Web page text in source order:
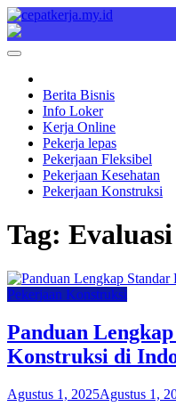
Skip
to
content
Cepat Kerja
Berita Bisnis
Berita Bisnis
Info Loker
Kerja Online
Pekerja lepas
Pekerjaan Fleksibel
Pekerjaan Kesehatan
Pekerjaan Konstruksi
Tag:
Pekerjaan Konstruksi
Panduan
Konstruksi di
Agustus 1, 2025Agustus 1,